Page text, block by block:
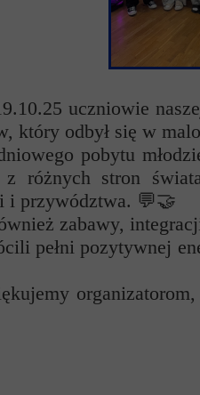
uczniowie
który odbył się w
pobytu
z różnych stron
i przywództwa. 💬🤝
zabawy,
pełni pozytywnej